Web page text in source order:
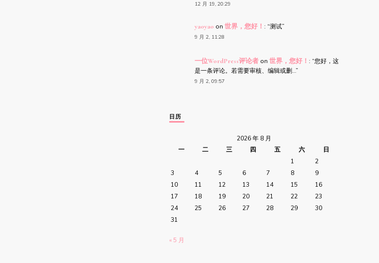
12 月 19, 20:29
yaoyao on 世界，您好！ : “测试”
9 月 2, 11:28
一位WordPress评论者on 世界，您好！ : “您好，这
是一条评论。若需要审核、编辑或删…”
9 月 2, 09:57
日历
2026 年 8 月
一
二 三 四 五 六
日
1
2
3
4 5 6 7 8
9
10
11 12 13 14 15
16
17
18 19 20 21 22
23
24
25 26 27 28 29
30
31
« 5 月